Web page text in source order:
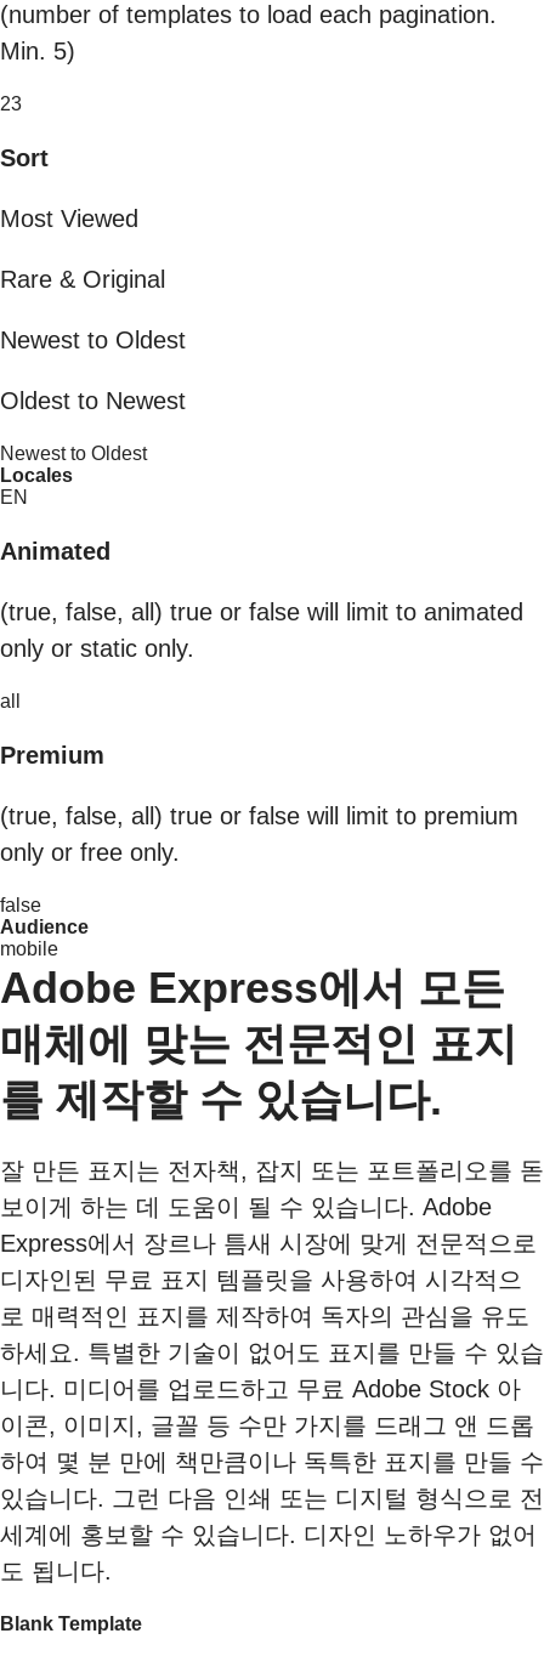
(number of templates to load each pagination.
Min. 5)
23
Sort
Most Viewed
Rare & Original
Newest to Oldest
Oldest to Newest
Newest to Oldest
Locales
EN
Animated
(true, false, all) true or false will limit to animated
only or static only.
all
Premium
(true, false, all) true or false will limit to premium
only or free only.
false
Audience
mobile
Adobe Express에서 모든
매체에 맞는 전문적인 표지
를 제작할 수 있습니다.
잘 만든 표지는 전자책, 잡지 또는 포트폴리오를 돋
보이게 하는 데 도움이 될 수 있습니다. Adobe
Express에서 장르나 틈새 시장에 맞게 전문적으로
디자인된 무료 표지 템플릿을 사용하여 시각적으
로 매력적인 표지를 제작하여 독자의 관심을 유도
하세요. 특별한 기술이 없어도 표지를 만들 수 있습
니다. 미디어를 업로드하고 무료 Adobe Stock 아
이콘, 이미지, 글꼴 등 수만 가지를 드래그 앤 드롭
하여 몇 분 만에 책만큼이나 독특한 표지를 만들 수
있습니다. 그런 다음 인쇄 또는 디지털 형식으로 전
세계에 홍보할 수 있습니다. 디자인 노하우가 없어
도 됩니다.
Blank Template